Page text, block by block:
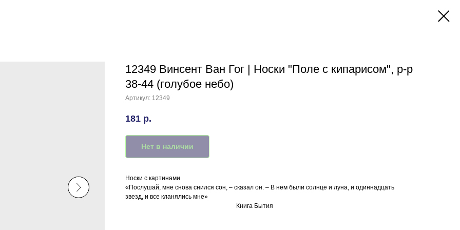
12349 Винсент Ван Гог | Носки "Поле с кипарисом", р-р
38-44 (голубое небо)
Артикул: 12349
181 р.
Нет в наличии
Носки с картинами
«Послушай, мне снова снился сон, – сказал он. – В нем были солнце и луна, и одиннадцать
звезд, и все кланялись мне»
Книга Бытия